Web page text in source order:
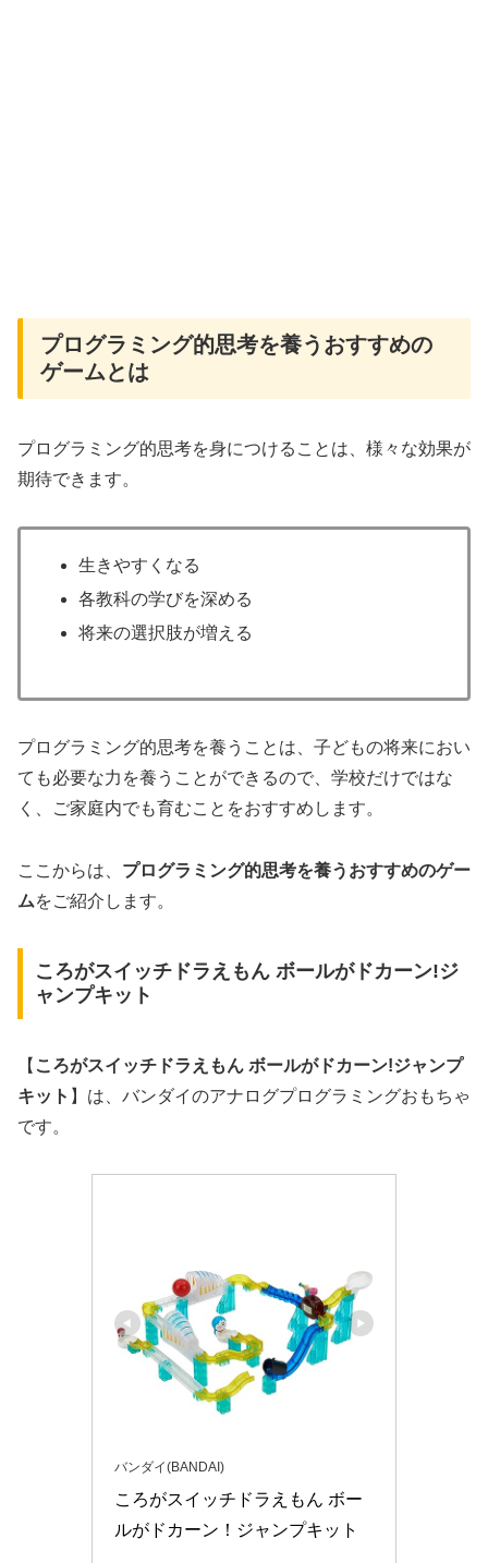
プログラミング的思考を養うおすすめの
ゲームとは
プログラミング的思考を身につけることは、様々な効果が
期待できます。
生きやすくなる
各教科の学びを深める
将来の選択肢が増える
プログラミング的思考を養うことは、子どもの将来におい
ても必要な力を養うことができるので、学校だけではな
く、ご家庭内でも育むことをおすすめします。
ここからは、 プログラミング的思考を養うおすすめのゲー
ムをご紹介します。
ころがスイッチドラえもん ボールがドカーン!ジ
ャンプキット
【 ころがスイッチドラえもん ボールがドカーン!ジャンプ
キット 】は、バンダイのアナログプログラミングおもちゃ
です。
バンダイ(BANDAI)
ころがスイッチドラえもん ボー
ルがドカーン！ジャンプキット